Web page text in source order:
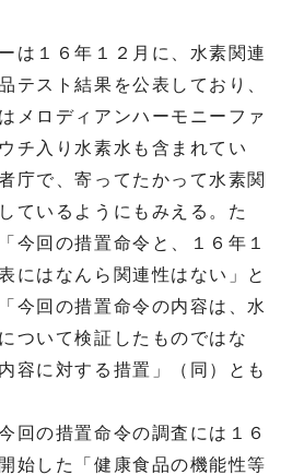
は１６年１２月に、水素関連
テスト結果を公表しており、
メロディアンハーモニーファ
チ入り水素水も含まれてい
庁で、寄ってたかって水素関
ているようにもみえる。た
今回の措置命令と、１６年１
にはなんら関連性はない」と
今回の措置命令の内容は、水
ついて検証したものではな
容に対する措置」（同）とも
回の措置命令の調査には１６
始した「健康食品の機能性等